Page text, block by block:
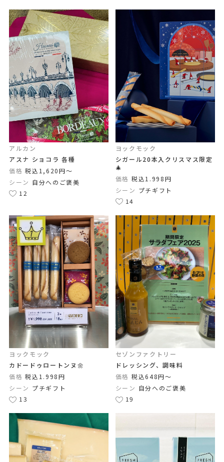
アルカン
アスナ ショコラ 各種
価格 税込1,620円〜
シーン 自分へのご褒美
12
ヨックモック
シガール20本入クリスマス限定
🎄
価格 税込1.998円
シーン プチギフト
14
ヨックモック
カドードゥロートンヌ🌼
価格 税込1.998円
シーン プチギフト
13
セゾンファクトリー
ドレッシング、調味料
価格 税込648円〜
シーン 自分へのご褒美
19